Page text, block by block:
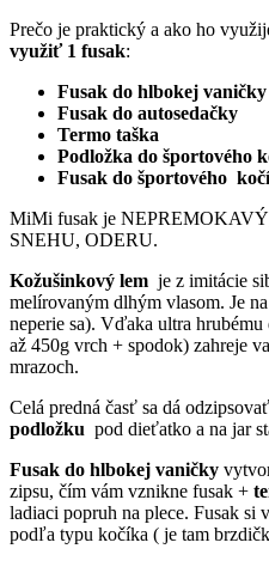
Prečo je praktický a ako ho
využiť 1 fusak:
Fusak do hlbokej vaničky
Fusak do autosedačky
Termo taška
Podložka do športového
Fusak do športového
MiMi fusak je
SNEHU, ODERU.
Kožušinkový lem je z imitácie
melírovaným dlhým vlasom. Je
neperie sa). Vďaka ultra
až 450g vrch + spodok) zahreje
mrazoch.
Celá predná časť sa dá
podložku pod dieťatko a na jar
Fusak do hlbokej vaničky
zipsu, čím vám vznikne fusak +
ladiaci popruh na plece. Fusak si
podľa typu kočíka ( je tam